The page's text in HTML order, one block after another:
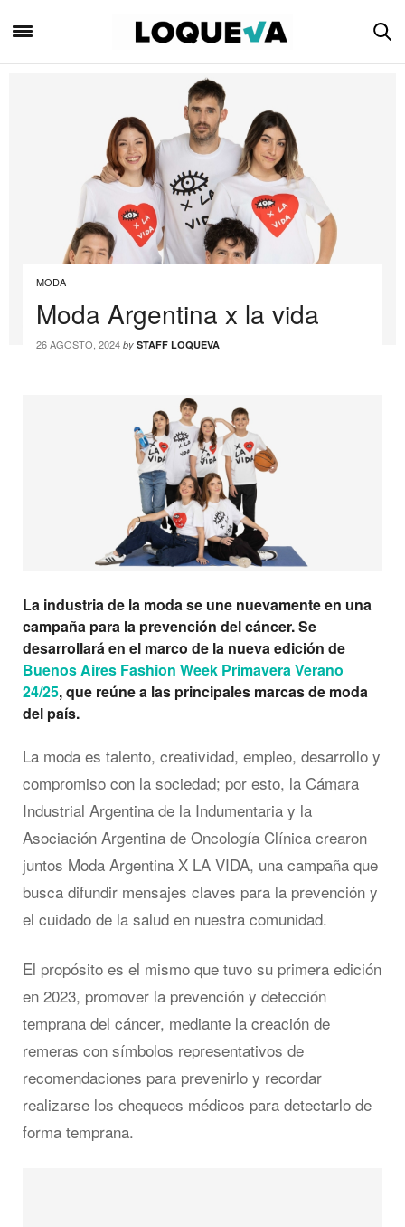
MODA
Moda Argentina x la vida
26 AGOSTO, 2024 by STAFF LOQUEVA
La industria de la moda se une nuevamente en una
campaña para la prevención del cáncer. Se
desarrollará en el marco de la nueva edición de
Buenos Aires Fashion Week Primavera Verano
24/25, que reúne a las principales marcas de moda
del país.
La moda es talento, creatividad, empleo, desarrollo y
compromiso con la sociedad; por esto, la Cámara
Industrial Argentina de la Indumentaria y la
Asociación Argentina de Oncología Clínica crearon
juntos Moda Argentina X LA VIDA, una campaña que
busca difundir mensajes claves para la prevención y
el cuidado de la salud en nuestra comunidad.
El propósito es el mismo que tuvo su primera edición
en 2023, promover la prevención y detección
temprana del cáncer, mediante la creación de
remeras con símbolos representativos de
recomendaciones para prevenirlo y recordar
realizarse los chequeos médicos para detectarlo de
forma temprana.